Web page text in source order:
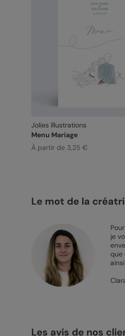
Jolies Illustrations
Menu Mariage
À partir de 3,25 €
Le mot de la
je
que
Les avis de nos